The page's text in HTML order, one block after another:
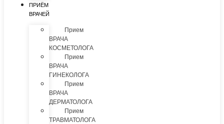
ПРИЁМ
ВРАЧЕЙ
Прием
ВРАЧА
КОСМЕТОЛОГА
Прием
ВРАЧА
ГИНЕКОЛОГА
Прием
ВРАЧА
ДЕРМАТОЛОГА
Прием
ТРАВМАТОЛОГА